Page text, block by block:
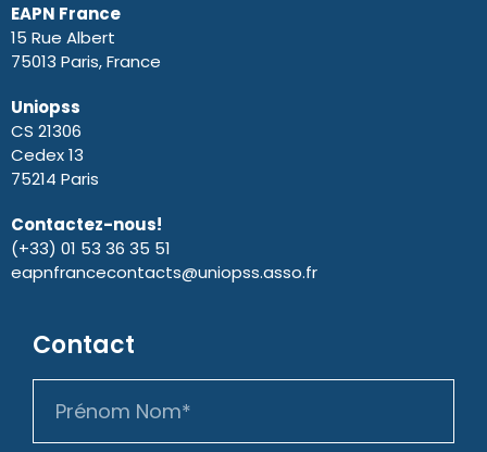
EAPN France
15 Rue Albert
75013 Paris, France
Uniopss
CS 21306
Cedex 13
75214 Paris
Contactez-nous!
(+33) 01 53 36 35 51
eapnfrancecontacts@uniopss.asso.fr
Contact